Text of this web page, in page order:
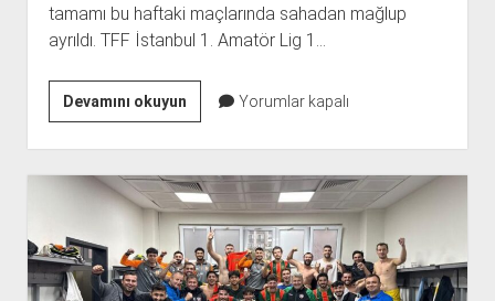
tamamı bu haftaki maçlarında sahadan mağlup
ayrıldı. TFF İstanbul 1. Amatör Lig 1…
Devamını okuyun1.
AMATÖR’DE
KARA
HAFTA:
SİLİVRİ
TAKIMLARI
KAYBETTİ
Yorumlar kapalı